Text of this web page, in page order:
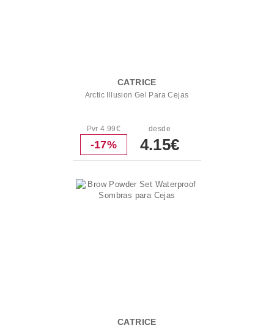
CATRICE
Arctic Illusion Gel Para Cejas
Pvr 4.99€
-17%
desde
4.15€
CATRICE